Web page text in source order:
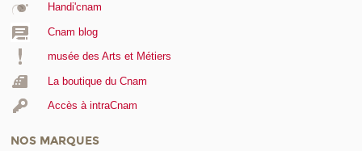
Handi'cnam
Cnam blog
musée des Arts et Métiers
La boutique du Cnam
Accès à intraCnam
NOS MARQUES